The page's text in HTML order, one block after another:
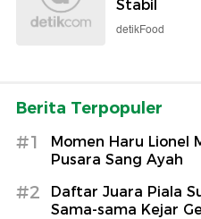
Stabil
detikFood
Berita Terpopuler
#1
Momen Haru Lionel
Pusara Sang Ayah
#2
Daftar Juara Piala
Sama-sama Kejar